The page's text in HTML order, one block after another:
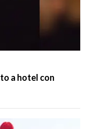
a hotel con